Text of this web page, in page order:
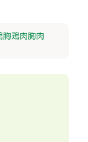
胸鶏肉胸肉